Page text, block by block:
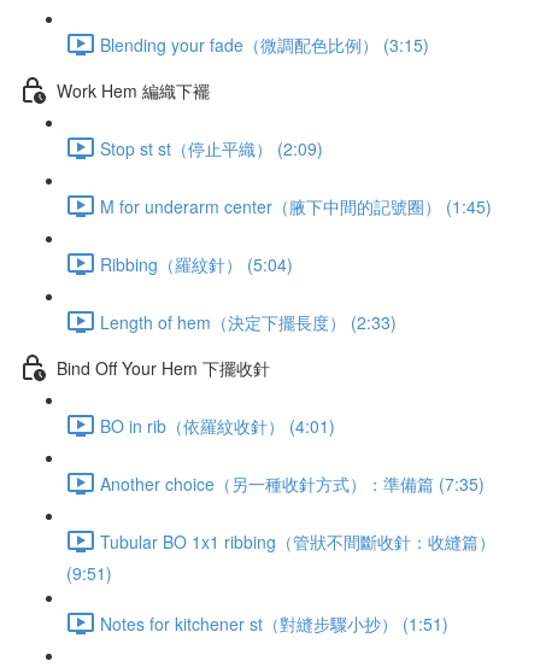
Blending your fade（微調配色比例） (3:15)
Work Hem 編織下襬
Stop st st（停止平織） (2:09)
M for underarm center（腋下中間的記號圈） (1:45)
Ribbing（羅紋針） (5:04)
Length of hem（決定下擺長度） (2:33)
Bind Off Your Hem 下擺收針
BO in rib（依羅紋收針） (4:01)
Another choice（另一種收針方式）：準備篇 (7:35)
Tubular BO 1x1 ribbing（管狀不間斷收針：收縫篇）
(9:51)
Notes for kitchener st（對縫步驟小抄） (1:51)